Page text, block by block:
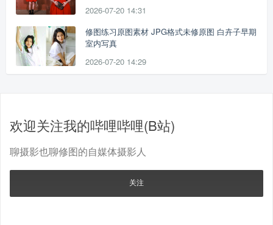
2026-07-20 14:31
修图练习原图素材 JPG格式未修原图 白卉子早期
室内写真
2026-07-20 14:29
欢迎关注我的哔哩哔哩(B站)
聊摄影也聊修图的自媒体摄影人
关注